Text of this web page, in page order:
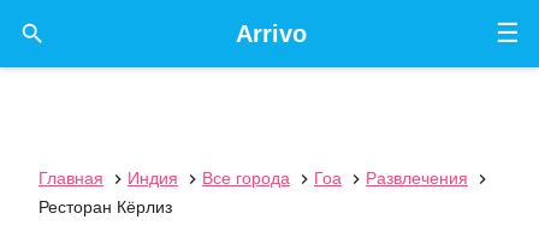
☰
Arrivo

Главная  Индия  Все города  Гоа  Развлечения

Ресторан Кёрлиз